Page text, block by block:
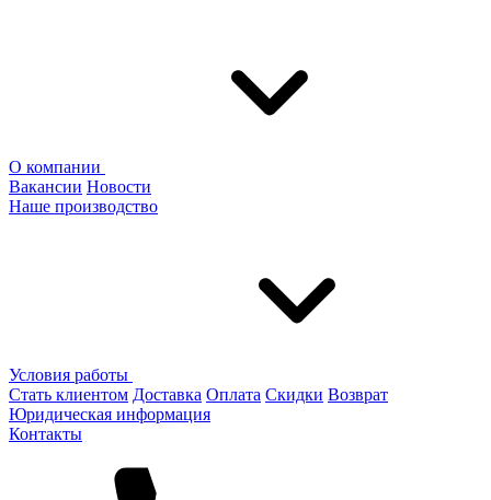
О компании
Вакансии Новости
Наше производство
Условия работы
Стать клиентом Доставка Оплата Скидки Возврат
Юридическая информация
Контакты